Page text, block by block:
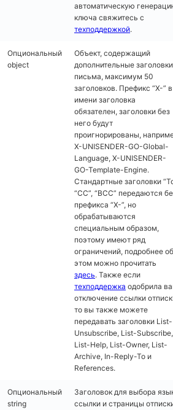
автоматическую
ключа свяжитесь с
техподдержкой.
Опциональный
object
Объект, содержащий
дополнительные заголовки
письма, максимум 50
заголовков. Префикс “X-” в
имени заголовка
обязателен, заголовки без
него будут
проигнорированы,
X-UNISENDER-GO-Global-
Language, X-UNISENDER-
GO-Template-Engine.
Стандартные заголовки
“CC”, “BCC” передаются
префикса “X-”, но
обрабатываются
специальным образом,
поэтому имеют ряд
ограничений, подробнее об
этом можно прочитать
здесь. Также если
техподдержка одобрила
отключение ссылки
то вы также можете
передавать заголовки List-
Unsubscribe, List-Subscribe,
List-Help, List-Owner, List-
Archive, In-Reply-To и
References.
Опциональный
string
Заголовок для выбора
ссылки и страницы